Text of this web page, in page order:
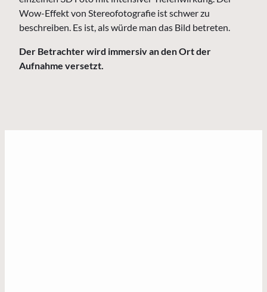
Wow-Effekt von Stereofotografie ist schwer zu
beschreiben. Es ist, als würde man das Bild betreten.
Der Betrachter wird immersiv an den Ort der
Aufnahme versetzt.